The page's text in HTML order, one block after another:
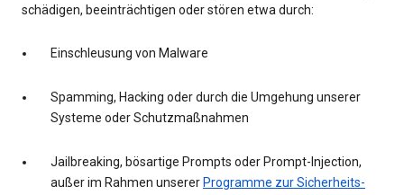
schädigen, beeinträchtigen oder stören etwa durch:
Einschleusung von Malware
Spamming, Hacking oder durch die Umgehung unserer
Systeme oder Schutzmaßnahmen
Jailbreaking, bösartige Prompts oder Prompt-Injection,
außer im Rahmen unserer Programme zur Sicherheits-